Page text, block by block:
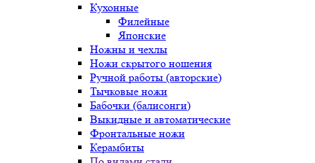
Кухонные
Филейные
Японские
Ножны и чехлы
Ножи скрытого ношения
Ручной работы (авторские)
Тычковые ножи
Бабочки (балисонги)
Выкидные и автоматические
Фронтальные ножи
Керамбиты